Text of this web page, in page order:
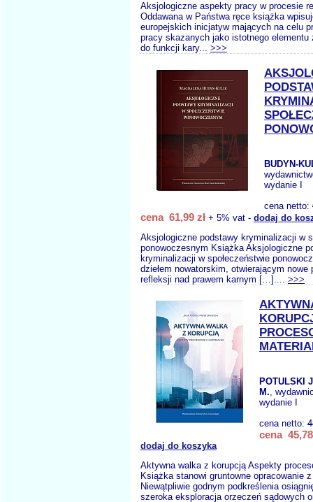
Aksjologiczne aspekty pracy w procesie
Oddawana w Państwa ręce książka
europejskich inicjatyw mających na celu
pracy skazanych jako istotnego elementu
do funkcji kary... >>>
BUDYN-
wydanie I
cena netto:
cena 61,99 zł + 5% vat - dodaj do
Aksjologiczne podstawy kryminalizacji w
ponowoczesnym Książka Aksjologiczne
kryminalizacji w społeczeństwie
dziełem nowatorskim, otwierającym nowe
refleksji nad prawem karnym […].... >>>
POTULSKI
M.,
wydanie I
cena netto:
cena 45,78
dodaj do koszyka
Aktywna walka z korupcją Aspekty
Książka stanowi gruntowne opracowanie
Niewątpliwie godnym podkreślenia
szeroka eksploracja orzeczeń sądowych